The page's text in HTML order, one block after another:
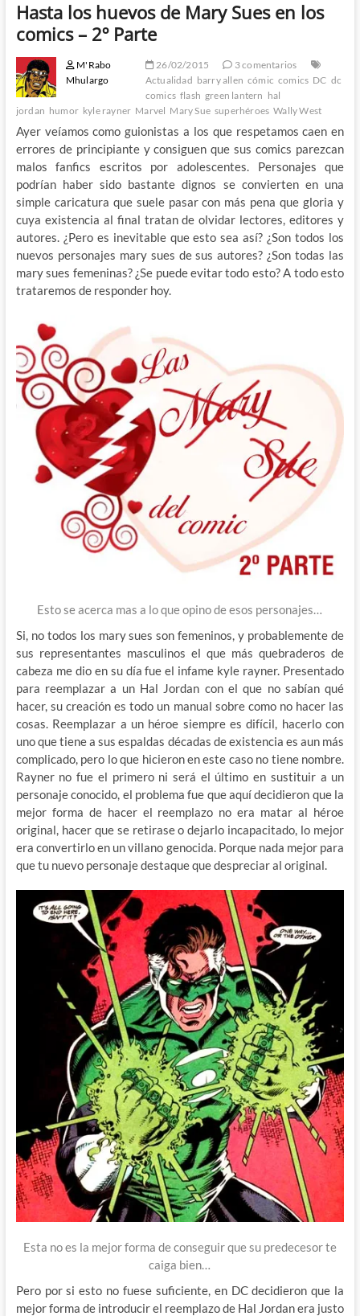
Hasta los huevos de Mary Sues en los
comics – 2º Parte
M'Rabo
Mhulargo
26/02/2015
3 comentarios
Actualidad barry allen cómic comics DC dc
comics flash green lantern hal
jordan humor kyle rayner Marvel Mary Sue superhéroes Wally West
Ayer veíamos como guionistas a los que respetamos caen en
errores de principiante y consiguen que sus comics parezcan
malos fanfics escritos por adolescentes. Personajes que
podrían haber sido bastante dignos se convierten en una
simple caricatura que suele pasar con más pena que gloria y
cuya existencia al final tratan de olvidar lectores, editores y
autores. ¿Pero es inevitable que esto sea así? ¿Son todos los
nuevos personajes mary sues de sus autores? ¿Son todas las
mary sues femeninas? ¿Se puede evitar todo esto? A todo esto
trataremos de responder hoy.
Esto se acerca mas a lo que opino de esos personajes…
Si, no todos los mary sues son femeninos, y probablemente de
sus representantes masculinos el que más quebraderos de
cabeza me dio en su día fue el infame kyle rayner. Presentado
para reemplazar a un Hal Jordan con el que no sabían qué
hacer, su creación es todo un manual sobre como no hacer las
cosas. Reemplazar a un héroe siempre es difícil, hacerlo con
uno que tiene a sus espaldas décadas de existencia es aun más
complicado, pero lo que hicieron en este caso no tiene nombre.
Rayner no fue el primero ni será el último en sustituir a un
personaje conocido, el problema fue que aquí decidieron que la
mejor forma de hacer el reemplazo no era matar al héroe
original, hacer que se retirase o dejarlo incapacitado, lo mejor
era convertirlo en un villano genocida. Porque nada mejor para
que tu nuevo personaje destaque que despreciar al original.
Esta no es la mejor forma de conseguir que su predecesor te
caiga bien…
Pero por si esto no fuese suficiente, en DC decidieron que la
mejor forma de introducir el reemplazo de Hal Jordan era justo